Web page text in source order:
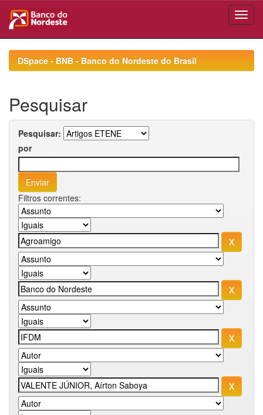
navigationDSpace - BNB - Banco do Nordeste do Brasil
Pesquisar
Pesquisar:
por
Filtros correntes: